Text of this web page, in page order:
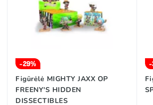
-29%
Figūrėlė MIGHTY JAXX OP
FREENY'S HIDDEN
DISSECTIBLES
-